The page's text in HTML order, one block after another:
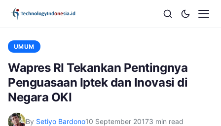
UMUM
Wapres RI Tekankan Pentingnya
Penguasaan Iptek dan Inovasi di
Negara OKI
By Setiyo Bardono10 September 20173 min read